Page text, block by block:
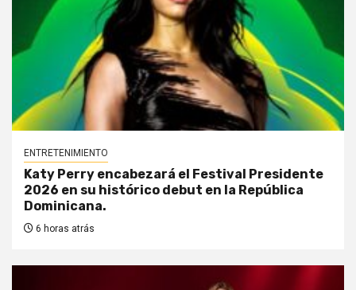
ENTRETENIMIENTO
Katy Perry encabezará el Festival Presidente
2026 en su histórico debut en la República
Dominicana.
6 horas atrás